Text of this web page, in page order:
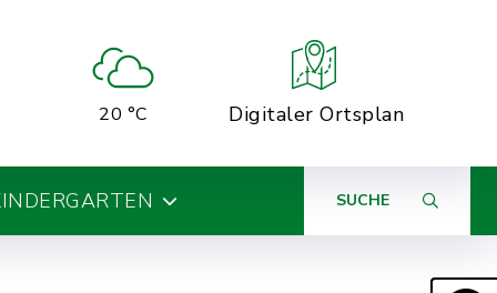
20 °C Digitaler Ortsplan
SUCHE